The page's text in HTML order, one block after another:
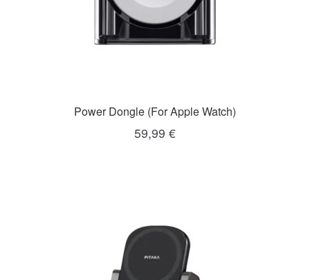
Power Dongle (For Apple Watch)
59,99 €